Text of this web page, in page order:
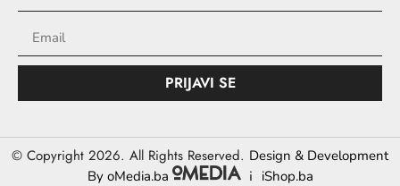
PRIJAVI SE
© Copyright 2026. All Rights Reserved. Design & Development
By oMedia.ba
i iShop.ba